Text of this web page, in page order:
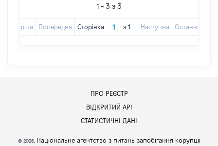
1 - 3 з 3
Перша Попередня Сторінка з 1 Наступна Остання
ПРО РЕЄСТР
ВІДКРИТИЙ АРІ
СТАТИСТИЧНІ ДАНІ
© 2026, Національне агентство з питань запобігання корупції